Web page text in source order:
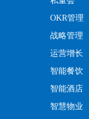
OKR管理
战略管理
运营增长
智能餐饮
智能酒店
智慧物业